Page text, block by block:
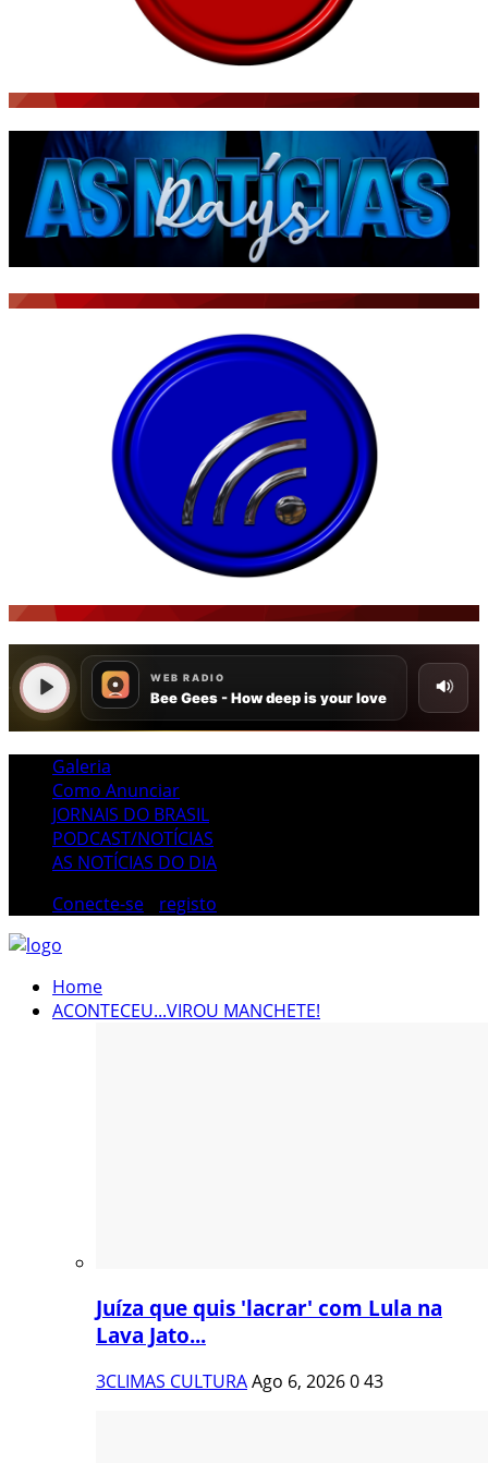
Galeria
Como Anunciar
JORNAIS DO BRASIL
PODCAST/NOTÍCIAS
AS NOTÍCIAS DO DIA
Conecte-se
registo
Home
ACONTECEU...VIROU MANCHETE!
Juíza que quis 'lacrar' com Lula na
Lava Jato...
3CLIMAS CULTURAAgo 6, 2026043